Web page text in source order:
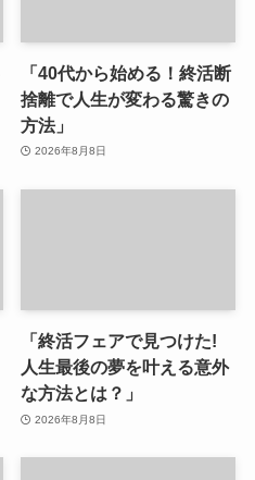
「40代から始める！終活断
捨離で人生が変わる驚きの
方法」
2026年8月8日
「終活フェアで見つけた!
人生最後の夢を叶える意外
な方法とは？」
2026年8月8日